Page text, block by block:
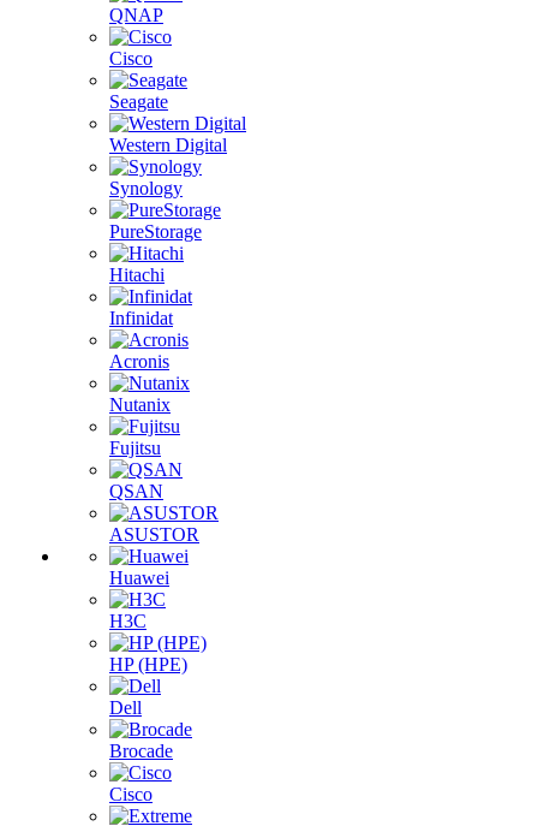
QNAP
Cisco
Seagate
Western Digital
Synology
PureStorage
Hitachi
Infinidat
Acronis
Nutanix
Fujitsu
QSAN
ASUSTOR
Huawei
H3C
HP (HPE)
Dell
Brocade
Cisco